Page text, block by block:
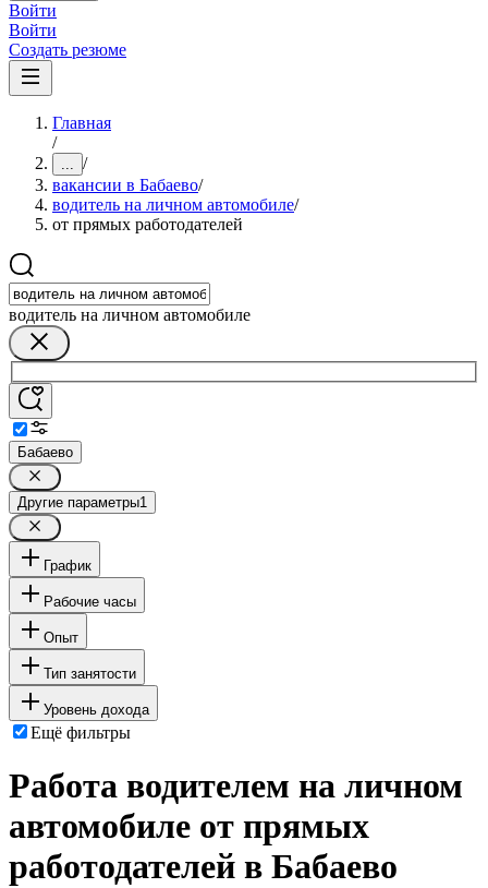
Войти
Войти
Создать резюме
Главная
/
... /
вакансии в Бабаево/
водитель на личном автомобиле/
от прямых работодателей
водитель на личном автомобиле
Бабаево
Другие параметры1
График
Рабочие часы
Опыт
Тип занятости
Уровень дохода
Ещё фильтры
Работа водителем на личном
автомобиле от прямых
работодателей в Бабаево